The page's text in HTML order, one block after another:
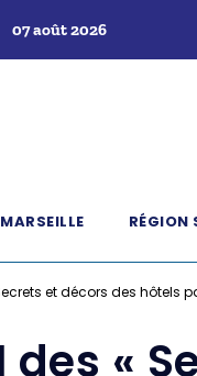
07 août 2026
RÉGION
et décors des hôtels
des «